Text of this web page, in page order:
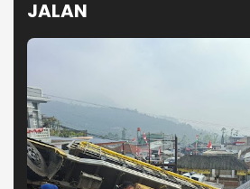
JALAN